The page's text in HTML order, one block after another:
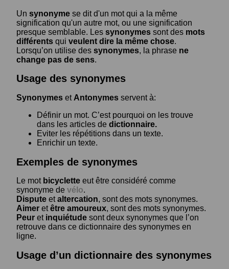
Un synonyme se dit d'un mot qui a la même
signification qu'un autre mot, ou une signification
presque semblable. Les synonymes sont des mots
différents qui veulent dire la même chose.
Lorsqu’on utilise des synonymes, la phrase ne
change pas de sens.
Usage des synonymes
Synonymes et Antonymes servent à:
Définir un mot. C’est pourquoi on les trouve
dans les articles de dictionnaire.
Eviter les répétitions dans un texte.
Enrichir un texte.
Exemples de synonymes
Le mot bicyclette eut être considéré comme
synonyme de vélo.
Dispute etaltercation, sont des mots synonymes.
Aimer etêtre amoureux, sont des mots synonymes.
Peur et inquiétude sont deux synonymes que l’on
retrouve dans ce dictionnaire des synonymes en
ligne.
Usage d’un dictionnaire des synonymes